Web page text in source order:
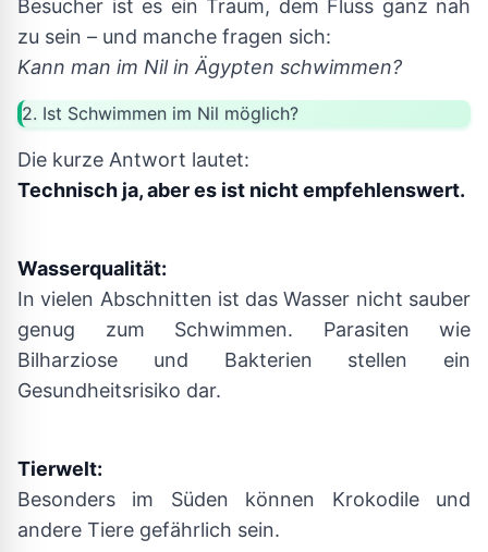
Besucher ist es ein Traum, dem Fluss ganz nah
zu sein – und manche fragen sich:
Kann man im Nil in Ägypten schwimmen?
2. Ist Schwimmen im Nil möglich?
Die kurze Antwort lautet:
Technisch ja, aber es ist nicht empfehlenswert.
Wasserqualität:
In vielen Abschnitten ist das Wasser nicht sauber
genug zum Schwimmen. Parasiten wie
Bilharziose und Bakterien stellen ein
Gesundheitsrisiko dar.
Tierwelt:
Besonders im Süden können Krokodile und
andere Tiere gefährlich sein.